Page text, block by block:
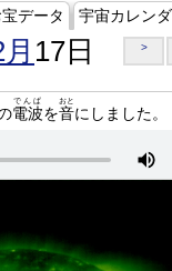
データ 宇宙カレン
17日 >
電波
でんぱ
を音
おと
にしました。